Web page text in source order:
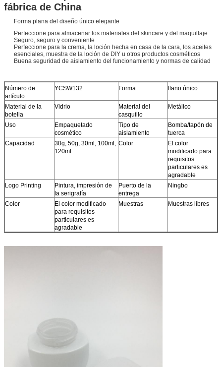
fábrica de China
Forma plana del diseño único elegante
Perfeccione para almacenar los materiales del skincare y del maquillaje
Seguro, seguro y conveniente
Perfeccione para la crema, la loción hecha en casa de la cara, los aceites
esenciales, muestra de la loción de DIY u otros productos cosméticos
Buena seguridad de aislamiento del funcionamiento y normas de calidad
Número de
artículo
YCSW132 Forma llano único
Material de la
botella
Vidrio
Material del
casquillo
Metálico
Uso
Empaquetado
cosmético
Tipo de
aislamiento
Bomba/tapón de
tuerca
Capacidad
30g, 50g, 30ml, 100ml,
120ml
Color
El color
modificado para
requisitos
particulares es
agradable
Logo Printing
Pintura, impresión de
la serigrafía
Puerto de la
entrega
Ningbo
Color
El color modificado
para requisitos
particulares es
agradable
Muestras Muestras libres